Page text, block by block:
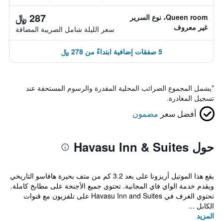
Queen room، نوع السرير
غير معروف
287 ﷼
سعر الليلة شامل الصريبة المضافة
5 صفقات إضافية ابتداءً من 278 ﷼
*يشمل المجموع الضرائب المحلية المقدرة والرسوم المستحقة عند
تسجيل المغادرة.
أفضل سعر مضمون
حول Havasu Inn & Suites
يقع هذا الموتيل أريزونا على بعد 3.2 كم من متف بحيرة هافاسو التاريخي
ويقدم خدمة الواي فاي المجانية. تحتوي جميع الأجنحة على مطابخ كاملة.
تحتوي الغرف في Havasu Inn and Suites على تلفزيون مع قنوات
الكابل ...
المزيد